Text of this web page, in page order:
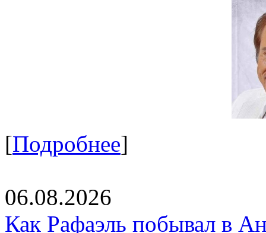
[Подробнее]
06.08.2026
Как Рафаэль побывал в